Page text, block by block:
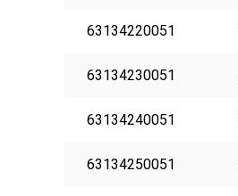
63134220051
63134230051
63134240051
63134250051